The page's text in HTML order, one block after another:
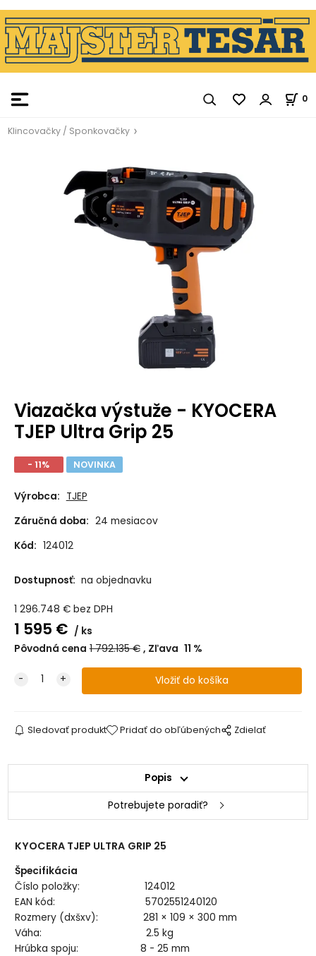
0
Klincovačky / Sponkovačky
Viazačka výstuže - KYOCERA
TJEP Ultra Grip 25
- 11% NOVINKA
Výrobca: TJEP
Záručná doba: 24 mesiacov
Kód: 124012
Dostupnosť: na objednavku
1 296.748 € bez DPH
1 595 €
ks
Pôvodná cena 1 792.135€ Zľava 11 %
Sledovať produkt Pridať do obľúbených Zdielať
Popis
Potrebujete poradiť?
KYOCERA TJEP ULTRA GRIP 25
Špecifikácia
Číslo položky: 124012
EAN kód: 5702551240120
Rozmery (dxšxv): 281 × 109 × 300 mm
Váha: 2.5 kg
Hrúbka spoju: 8 - 25 mm